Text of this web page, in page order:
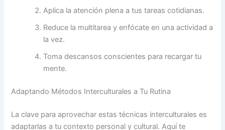
Aplica la atención plena a tus tareas cotidianas.
Reduce la multitarea y enfócate en una actividad a
la vez.
Toma descansos conscientes para recargar tu
mente.
Adaptando Métodos Interculturales a Tu Rutina
La clave para aprovechar estas técnicas interculturales es
adaptarlas a tu contexto personal y cultural. Aquí te